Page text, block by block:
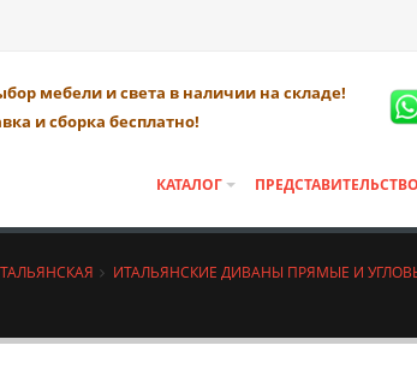
мебели и света в наличии на складе!
и сборка бесплатно!
КАТАЛОГ ПРЕДСТАВИТЕЛЬСТВО
ИТАЛЬЯНСКИЕ ДИВАНЫ ПРЯМЫЕ И